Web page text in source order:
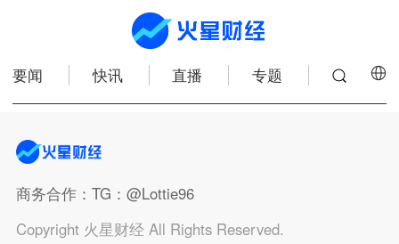
要闻 快讯 直播 专题
商务合作：TG：@Lottie96
Copyright 火星财经 All Rights Reserved.